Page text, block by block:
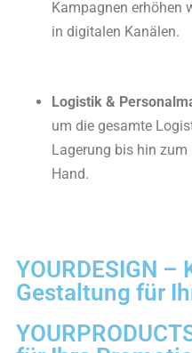
Kampagnen erhöhen
in digitalen Kanälen.
Logistik &
um die gesamte
Lagerung bis hin
Hand.
YOURDESIGN –
Gestaltung für